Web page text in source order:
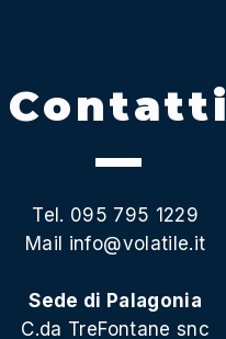
Contatti
Tel. 095 795 1229
Mail info@volatile.it
Sede di Palagonia
C.da TreFontane snc